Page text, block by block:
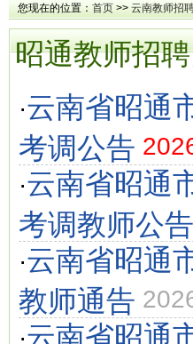
您现在的位置： 首页 >> 云南教师招
昭通教师招
·云南省昭通
考调公告
·云南省昭通
考调教师公告
·云南省昭通
教师通告
·云南省昭通